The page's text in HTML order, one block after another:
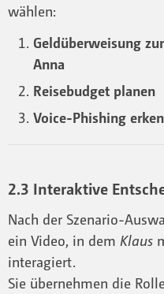
wählen:
Geldüberweisung
Anna
Reisebudget planen
Voice-Phishing
2.3 Interaktive
Nach der Szenario-
ein Video, in dem Klaus
interagiert.
Sie übernehmen die